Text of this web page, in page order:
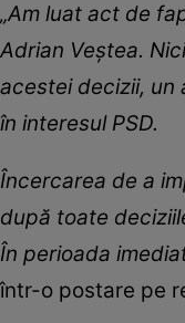
„Am luat act de
Adrian Veștea.
acestei decizii, un
în interesul PSD.
Încercarea de a
după toate
În perioada
într-o postare pe